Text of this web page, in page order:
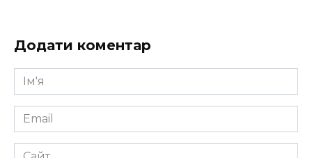
Додати коментар
Ім'я
*
Email
*
Сайт